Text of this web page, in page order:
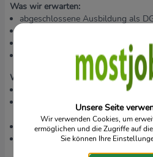
Was wir erwarten:
abgeschlossene Ausbildung als
Eintragung im
Was wir bieten:
selbstständiger Aufgaben- und
abwechslungsreiche Tätigkeit in
Wohnortes
flexible, familienfreundliche
Teamarbeit und Unterstützung in
Unsere Seite
Wir verwenden Cookies, um
ermöglichen und die Zugriffe auf
Sie können Ihre